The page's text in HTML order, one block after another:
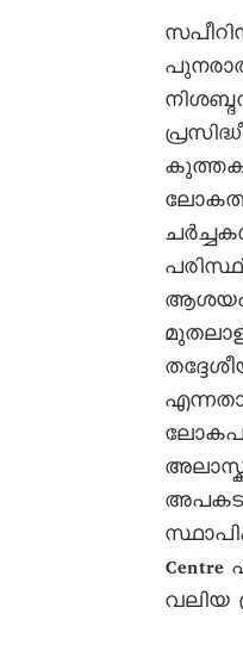
ആശയം
വലിയ